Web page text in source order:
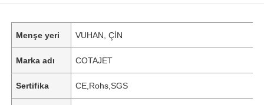
Menşe yeri VUHAN, ÇİN
Marka adı COTAJET
Sertifika CE,Rohs,SGS